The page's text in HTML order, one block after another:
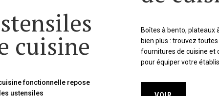
cuisine
fonctionnelle repose
ustensiles
Boîtes à bento, plateaux
bien plus : trouvez toutes
fournitures de cuisine et
pour équiper votre